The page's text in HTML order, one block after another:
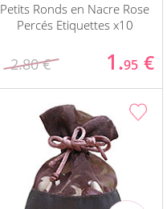
Petits Ronds en Nacre Rose
Percés Etiquettes x10
2.80 € 1.95 €